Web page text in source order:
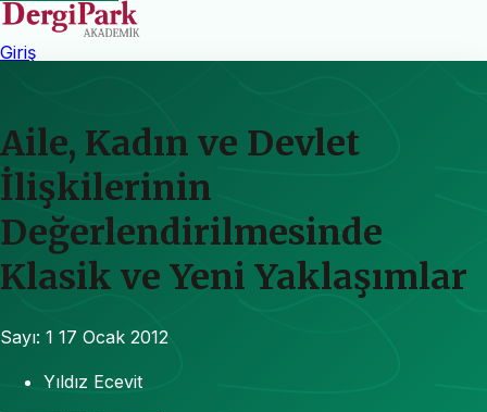
Giriş
Aile, Kadın ve Devlet
İlişkilerinin
Değerlendirilmesinde
Klasik ve Yeni Yaklaşımlar
Sayı: 1 17 Ocak 2012
Yıldız Ecevit